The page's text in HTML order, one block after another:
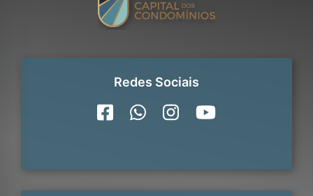
Redes Sociais